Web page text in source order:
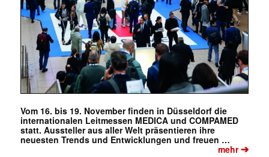
Vom 16. bis 19. November finden in Düsseldorf die
internationalen Leitmessen MEDICA und COMPAMED
statt. Aussteller aus aller Welt präsentieren ihre
neuesten Trends und Entwicklungen und freuen …
mehr➔